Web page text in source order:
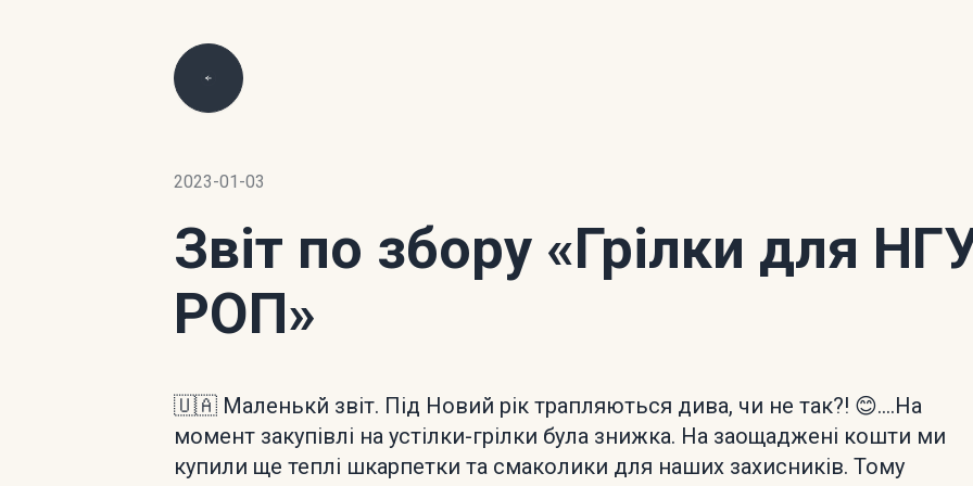
2023-01-03
Звіт по збору «Грілки для
РОП»
🇺🇦 Маленькй звіт. Під Новий рік трапляються дива, чи не так?! 😊....На
момент закупівлі на устілки-грілки була знижка. На заощаджені кошти ми
купили ще теплі шкарпетки та смаколики для наших захисників. Тому